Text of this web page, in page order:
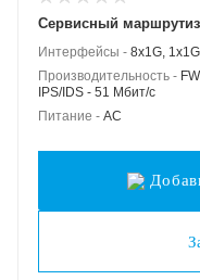
Сервисный
Интерфейсы - 8x1G,
Производительность -
IPS/IDS - 51 Мбит/c
Питание - AC